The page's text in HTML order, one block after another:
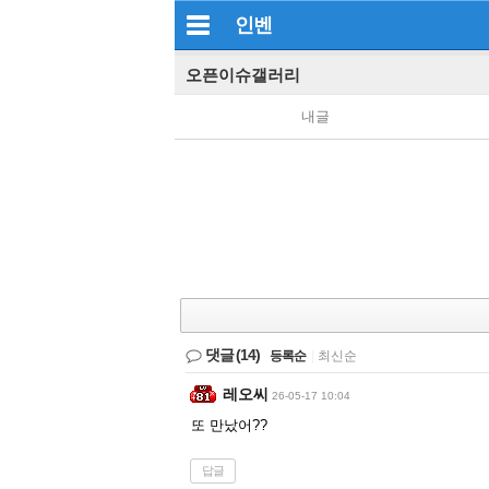
인벤
오픈이슈갤러리
내글
댓글(14) 등록순 최신순
레오씨 26-05-17 10:04
또 만났어??
답글